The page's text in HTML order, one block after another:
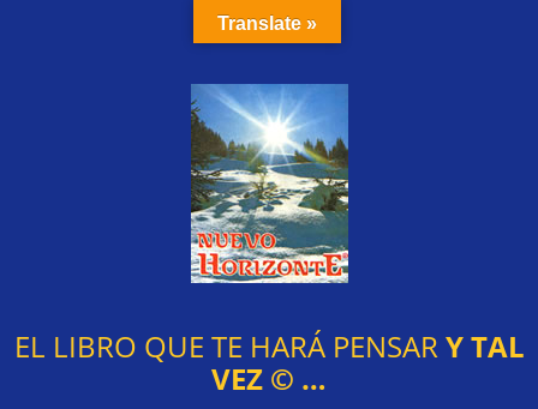
EL LIBRO QUE TE HARÁ PENSARY TAL
VEZ © …
Translate »